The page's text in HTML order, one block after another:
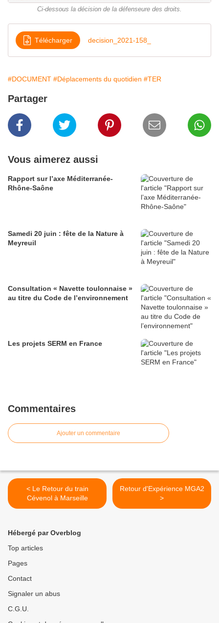
Ci-dessous la décision de la défenseure des droits.
Télécharger decision_2021-158_
#DOCUMENT #Déplacements du quotidien #TER
Partager
Vous aimerez aussi
Rapport sur l’axe Méditerranée-
Rhône-Saône
Samedi 20 juin : fête de la Nature à
Meyreuil
Consultation « Navette toulonnaise »
au titre du Code de l’environnement
Les projets SERM en France
Commentaires
Ajouter un commentaire
< Le Retour du train
Cévenol à Marseille
Retour d'Expérience MGA2
>
Hébergé par Overblog
Top articles
Pages
Contact
Signaler un abus
C.G.U.